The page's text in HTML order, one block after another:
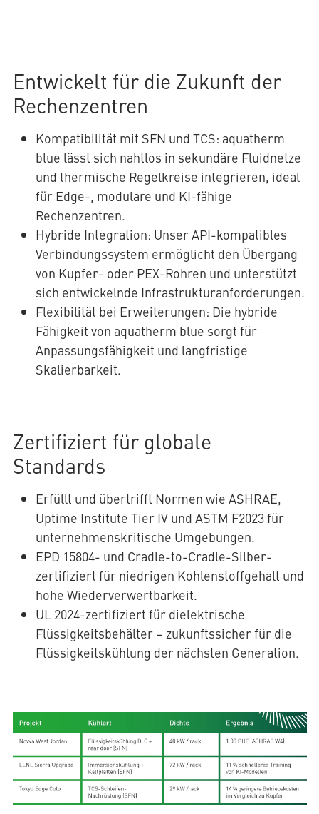
Entwickelt für die Zukunft der
Rechenzentren
Kompatibilität mit SFN und TCS: aquatherm
blue lässt sich nahtlos in sekundäre Fluidnetze
und thermische Regelkreise integrieren, ideal
für Edge-, modulare und KI-fähige
Rechenzentren.
Hybride Integration: Unser API-kompatibles
Verbindungssystem ermöglicht den Übergang
von Kupfer- oder PEX-Rohren und unterstützt
sich entwickelnde Infrastrukturanforderungen.
Flexibilität bei Erweiterungen: Die hybride
Fähigkeit von aquatherm blue sorgt für
Anpassungsfähigkeit und langfristige
Skalierbarkeit.
Zertifiziert für globale
Standards
Erfüllt und übertrifft Normen wie ASHRAE,
Uptime Institute Tier IV und ASTM F2023 für
unternehmenskritische Umgebungen.
EPD 15804- und Cradle-to-Cradle-Silber-
zertifiziert für niedrigen Kohlenstoffgehalt und
hohe Wiederverwertbarkeit.
UL 2024-zertifiziert für dielektrische
Flüssigkeitsbehälter – zukunftssicher für die
Flüssigkeitskühlung der nächsten Generation.